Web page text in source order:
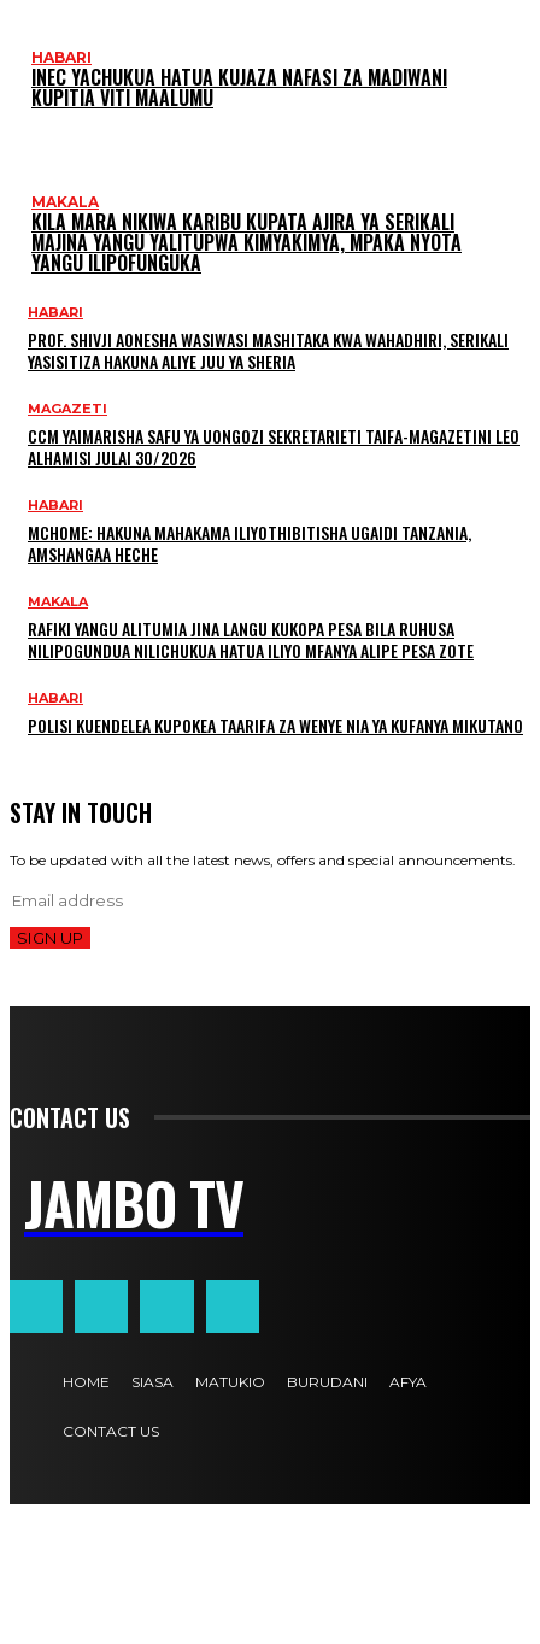
HABARI
INEC YACHUKUA HATUA KUJAZA NAFASI ZA MADIWANI
KUPITIA VITI MAALUMU
MAKALA
KILA MARA NIKIWA KARIBU KUPATA AJIRA YA SERIKALI
MAJINA YANGU YALITUPWA KIMYAKIMYA, MPAKA NYOTA
YANGU ILIPOFUNGUKA
HABARI
PROF. SHIVJI AONESHA WASIWASI MASHITAKA KWA WAHADHIRI, SERIKALI
YASISITIZA HAKUNA ALIYE JUU YA SHERIA
MAGAZETI
CCM YAIMARISHA SAFU YA UONGOZI SEKRETARIETI TAIFA-MAGAZETINI LEO
ALHAMISI JULAI 30/2026
HABARI
MCHOME: HAKUNA MAHAKAMA ILIYOTHIBITISHA UGAIDI TANZANIA,
AMSHANGAA HECHE
MAKALA
RAFIKI YANGU ALITUMIA JINA LANGU KUKOPA PESA BILA RUHUSA
NILIPOGUNDUA NILICHUKUA HATUA ILIYO MFANYA ALIPE PESA ZOTE
HABARI
POLISI KUENDELEA KUPOKEA TAARIFA ZA WENYE NIA YA KUFANYA MIKUTANO
STAY IN TOUCH
To be updated with all the latest news, offers and special announcements.
SIGN UP
CONTACT US
JAMBO TV
HOME SIASA MATUKIO BURUDANI AFYA
CONTACT US